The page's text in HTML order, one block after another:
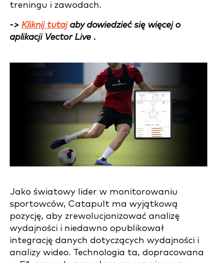
treningu i zawodach.
-> Kliknij tutajaby dowiedzieć się więcej o
aplikacji Vector Live .
Jako światowy lider w monitorowaniu
sportowców, Catapult ma wyjątkową
pozycję, aby zrewolucjonizować analizę
wydajności i niedawno opublikował
integrację danych dotyczących wydajności i
analizy wideo. Technologia ta, dopracowana